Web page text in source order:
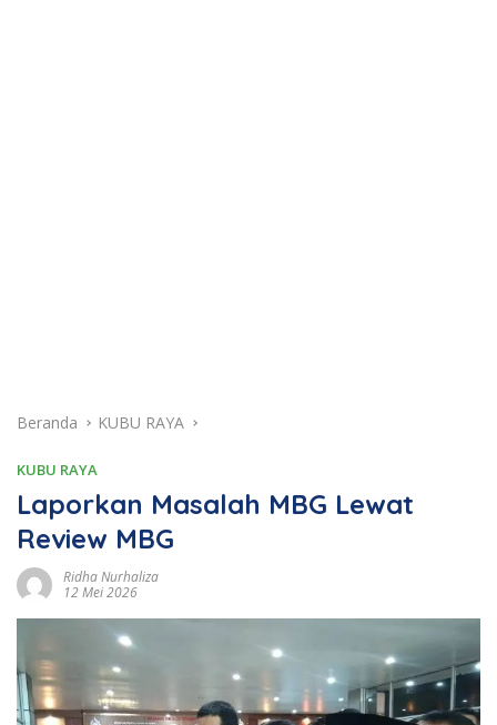
Beranda KUBU RAYA
KUBU RAYA
Laporkan Masalah MBG Lewat
Review MBG
Ridha Nurhaliza
12 Mei 2026